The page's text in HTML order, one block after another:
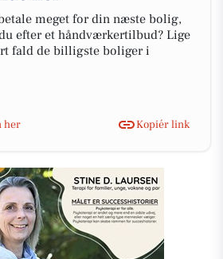
meget for din næste bolig,
efter et håndværkertilbud? Lige
fald de billigste boliger i
her
Kopiér link